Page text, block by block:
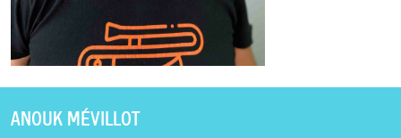
ANOUK MÉVILLOT